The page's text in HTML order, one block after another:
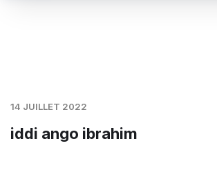
14 JUILLET 2022
iddi ango ibrahim